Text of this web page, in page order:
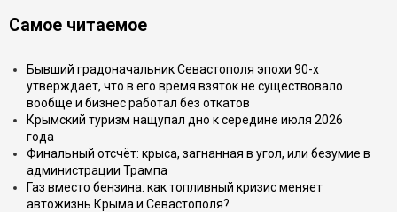
Самое читаемое
Бывший градоначальник Севастополя эпохи 90-х
утверждает, что в его время взяток не существовало
вообще и бизнес работал без откатов
Крымский туризм нащупал дно к середине июля 2026
года
Финальный отсчёт: крыса, загнанная в угол, или безумие в
администрации Трампа
Газ вместо бензина: как топливный кризис меняет
автожизнь Крыма и Севастополя?